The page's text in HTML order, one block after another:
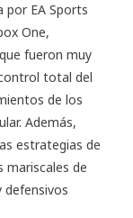
por EA Sports
One,
fueron muy
total del
de los
Además,
estrategias de
mariscales de